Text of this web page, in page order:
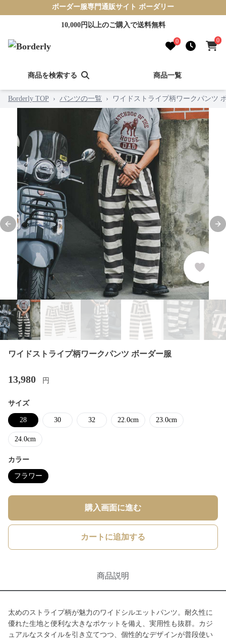
ボーダー服専門通販サイト ボーダリー
10,000円以上のご購入で送料無料
0 0
商品を検索する 商品一覧
Borderly TOP › パンツの一覧 › ワイドストライプ柄ワークパンツ
Previous slide
ワイドストライプ柄ワークパンツ ボーダー服
13,980 円
サイズ
28 30 32 22.0cm 23.0cm
24.0cm
カラー
フラワー
購入画面に進む
カートに追加する
商品説明
太めのストライプ柄が魅力のワイドシルエットパンツ。耐久性に
優れた生地と便利な大きなポケットを備え、実用性も抜群。カジ
ュアルなスタイルを引き立てつつ、個性的なデザインが普段使い